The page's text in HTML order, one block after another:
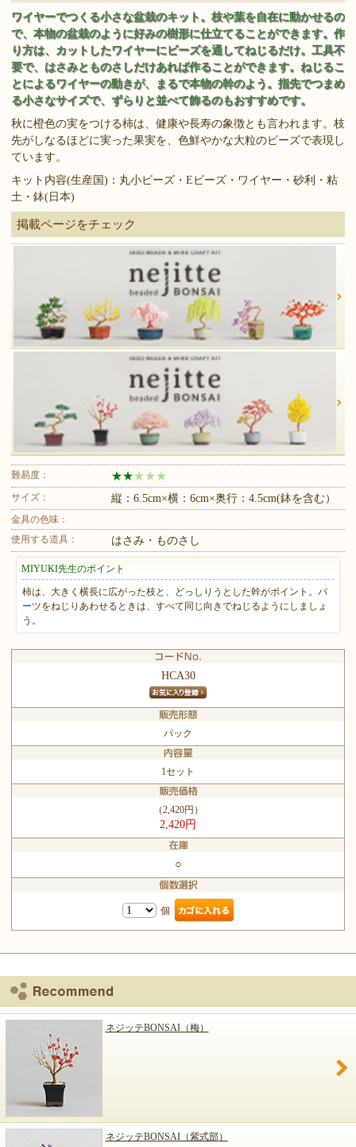
ワイヤーでつくる小さな盆栽のキット。枝や葉を自在に動かせるの
で、本物の盆栽のように好みの樹形に仕立てることができます。作
り方は、カットしたワイヤーにビーズを通してねじるだけ。工具不
要で、はさみとものさしだけあれば作ることができます。ねじるこ
とによるワイヤーの動きが、まるで本物の幹のよう。指先でつまめ
る小さなサイズで、ずらりと並べて飾るのもおすすめです。
秋に橙色の実をつける柿は、健康や長寿の象徴とも言われます。枝
先がしなるほどに実った果実を、色鮮やかな大粒のビーズで表現し
ています。
キット内容(生産国)：丸小ビーズ・Eビーズ・ワイヤー・砂利・粘
土・鉢(日本)
掲載ページをチェック
難易度： ★★ ★ ★ ★
サイズ： 縦：6.5cm×横：6cm×奥行：4.5cm(鉢を含む）
金具の色味：
使用する道具：
はさみ・ものさし
MIYUKI先生のポイント
柿は、大きく横長に広がった枝と、どっしりうとした幹がポイント。パ
ーツをねじりあわせるときは、すべて同じ向きでねじるようにしましょ
う。
HCA30
パック
1セット
（2,420円）
2,420円
○
個
ネジッテBONSAI（梅）
ネジッテBONSAI（紫式部）